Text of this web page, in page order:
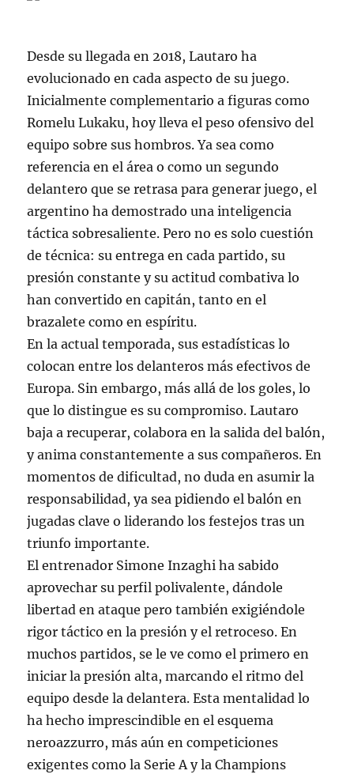
Desde su llegada en 2018, Lautaro ha
evolucionado en cada aspecto de su juego.
Inicialmente complementario a figuras como
Romelu Lukaku, hoy lleva el peso ofensivo del
equipo sobre sus hombros. Ya sea como
referencia en el área o como un segundo
delantero que se retrasa para generar juego, el
argentino ha demostrado una inteligencia
táctica sobresaliente. Pero no es solo cuestión
de técnica: su entrega en cada partido, su
presión constante y su actitud combativa lo
han convertido en capitán, tanto en el
brazalete como en espíritu.
En la actual temporada, sus estadísticas lo
colocan entre los delanteros más efectivos de
Europa. Sin embargo, más allá de los goles, lo
que lo distingue es su compromiso. Lautaro
baja a recuperar, colabora en la salida del balón,
y anima constantemente a sus compañeros. En
momentos de dificultad, no duda en asumir la
responsabilidad, ya sea pidiendo el balón en
jugadas clave o liderando los festejos tras un
triunfo importante.
El entrenador Simone Inzaghi ha sabido
aprovechar su perfil polivalente, dándole
libertad en ataque pero también exigiéndole
rigor táctico en la presión y el retroceso. En
muchos partidos, se le ve como el primero en
iniciar la presión alta, marcando el ritmo del
equipo desde la delantera. Esta mentalidad lo
ha hecho imprescindible en el esquema
neroazzurro, más aún en competiciones
exigentes como la Serie A y la Champions